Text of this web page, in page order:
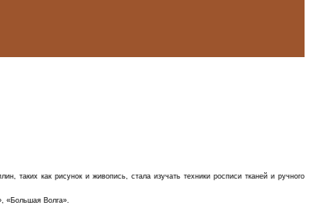
таких как рисунок и живопись, стала изучать техники росписи тканей и ручного
«Большая Волга».